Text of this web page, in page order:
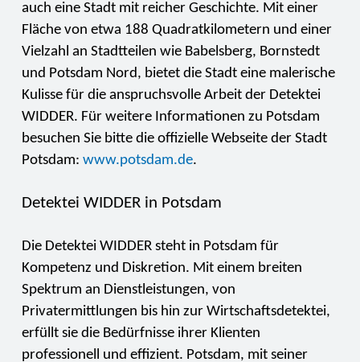
auch eine Stadt mit reicher Geschichte. Mit einer
Fläche von etwa 188 Quadratkilometern und einer
Vielzahl an Stadtteilen wie Babelsberg, Bornstedt
und Potsdam Nord, bietet die Stadt eine malerische
Kulisse für die anspruchsvolle Arbeit der Detektei
WIDDER. Für weitere Informationen zu Potsdam
besuchen Sie bitte die offizielle Webseite der Stadt
Potsdam: www.potsdam.de.
Detektei WIDDER in Potsdam
Die Detektei WIDDER steht in Potsdam für
Kompetenz und Diskretion. Mit einem breiten
Spektrum an Dienstleistungen, von
Privatermittlungen bis hin zur Wirtschaftsdetektei,
erfüllt sie die Bedürfnisse ihrer Klienten
professionell und effizient. Potsdam, mit seiner